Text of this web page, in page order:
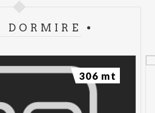
DORMIRE
306 mt